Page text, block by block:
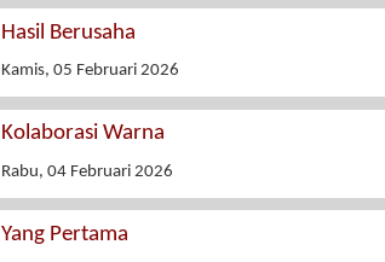
Hasil Berusaha
Kamis, 05 Februari 2026
Kolaborasi Warna
Rabu, 04 Februari 2026
Yang Pertama